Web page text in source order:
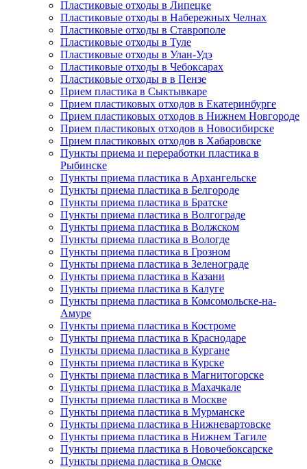
Пластиковые отходы в Липецке
Пластиковые отходы в Набережных Челнах
Пластиковые отходы в Ставрополе
Пластиковые отходы в Туле
Пластиковые отходы в Улан-Удэ
Пластиковые отходы в Чебоксарах
Пластиковые отходы в в Пензе
Прием пластика в Сыктывкаре
Прием пластиковых отходов в Екатеринбурге
Прием пластиковых отходов в Нижнем Новгороде
Прием пластиковых отходов в Новосибирске
Прием пластиковых отходов в Хабаровске
Пункты приема и переработки пластика в
Рыбинске
Пункты приема пластика в Архангельске
Пункты приема пластика в Белгороде
Пункты приема пластика в Братске
Пункты приема пластика в Волгограде
Пункты приема пластика в Волжском
Пункты приема пластика в Вологде
Пункты приема пластика в Грозном
Пункты приема пластика в Зеленограде
Пункты приема пластика в Казани
Пункты приема пластика в Калуге
Пункты приема пластика в Комсомольске-на-
Амуре
Пункты приема пластика в Костроме
Пункты приема пластика в Краснодаре
Пункты приема пластика в Кургане
Пункты приема пластика в Курске
Пункты приема пластика в Магнитогорске
Пункты приема пластика в Махачкале
Пункты приема пластика в Москве
Пункты приема пластика в Мурманске
Пункты приема пластика в Нижневартовске
Пункты приема пластика в Нижнем Тагиле
Пункты приема пластика в Новочебоксарске
Пункты приема пластика в Омске